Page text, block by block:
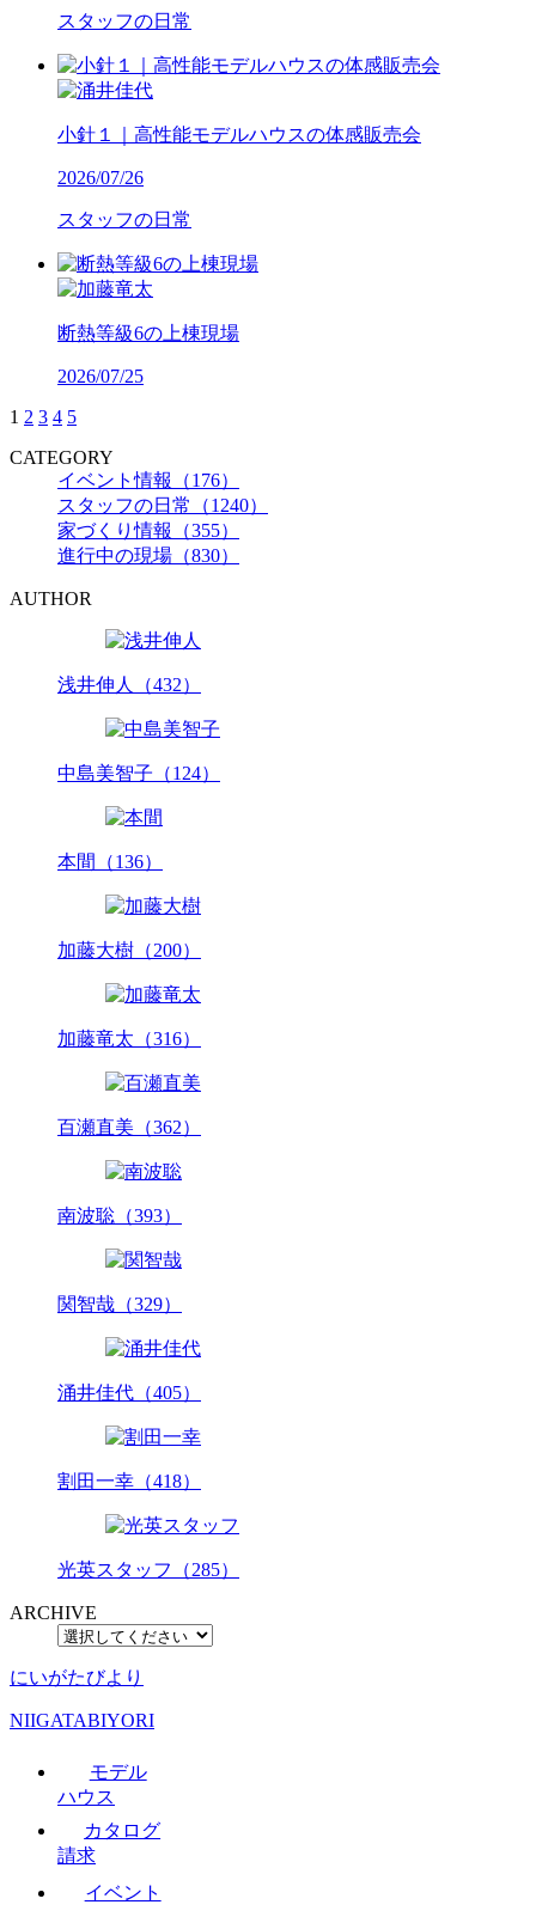
スタッフの日常
小針１｜高性能モデルハウスの体感販売会
2026/07/26
スタッフの日常
断熱等級6の上棟現場
2026/07/25
1 2 3 4 5
CATEGORY
イベント情報（176）
スタッフの日常（1240）
家づくり情報（355）
進行中の現場（830）
AUTHOR
浅井伸人（432）
中島美智子（124）
本間（136）
加藤大樹（200）
加藤竜太（316）
百瀬直美（362）
南波聡（393）
関智哉（329）
涌井佳代（405）
割田一幸（418）
光英スタッフ（285）
ARCHIVE
にいがたびより
NIIGATABIYORI
モデル
ハウス
カタログ
請求
イベント